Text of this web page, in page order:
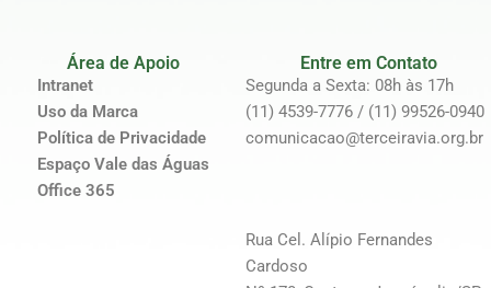
Área de Apoio
Intranet
Uso da Marca
Política de Privacidade
Espaço Vale das Águas
Office 365
Entre em Contato
Segunda a Sexta: 08h às 17h
(11) 4539-7776 / (11) 99526-0940
comunicacao@terceiravia.org.br
Rua Cel. Alípio Fernandes
Cardoso